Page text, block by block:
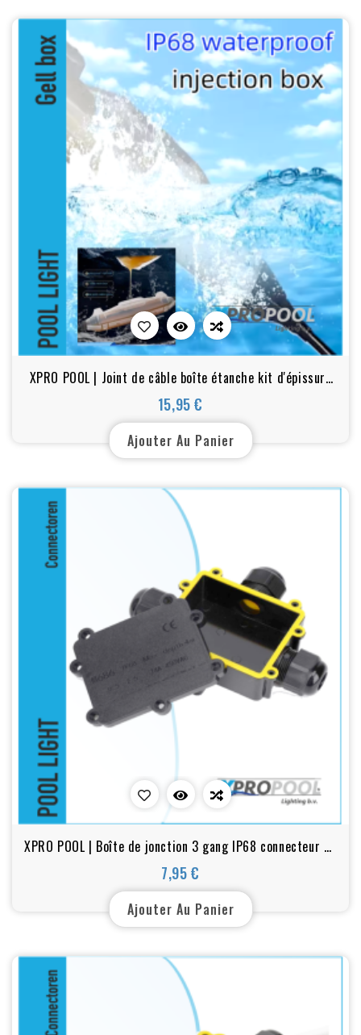
XPRO POOL | Joint de câble boîte étanche kit d'épissure
de câble
15,95 €
Prix
Ajouter Au Panier
XPRO POOL | Boîte de jonction 3 gang IP68 connecteur de
câble étanche noir
7,95 €
Prix
Ajouter Au Panier